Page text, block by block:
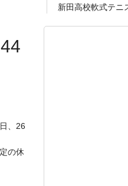
、26
の休
新田高校軟式テニ